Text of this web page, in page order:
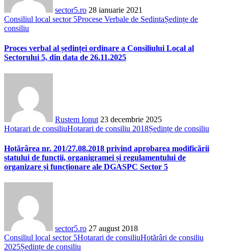
sector5.ro 28 ianuarie 2021
Consiliul local sector 5Procese Verbale de SedintaȘedințe de
consiliu
Proces verbal al ședinței ordinare a Consiliului Local al
Sectorului 5, din data de 26.11.2025
Rustem Ionut 23 decembrie 2025
Hotarari de consiliuHotarari de consiliu 2018Ședințe de consiliu
Hotărârea nr. 201/27.08.2018 privind aprobarea modificării
statului de funcții, organigramei și regulamentului de
organizare și funcționare ale DGASPC Sector 5
sector5.ro 27 august 2018
Consiliul local sector 5Hotarari de consiliuHotărâri de consiliu
2025Ședințe de consiliu